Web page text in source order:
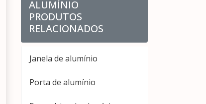
ALUMÍNIO
PRODUTOS
RELACIONADOS
Janela de alumínio
Porta de alumínio